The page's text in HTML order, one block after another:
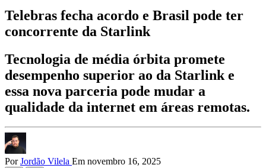
Telebras fecha acordo e Brasil pode ter
concorrente da Starlink
Tecnologia de média órbita promete
desempenho superior ao da Starlink e
essa nova parceria pode mudar a
qualidade da internet em áreas remotas.
PorJordão Vilela Em novembro 16, 2025